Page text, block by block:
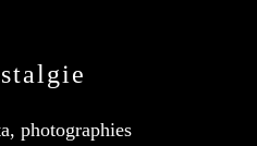
photographies